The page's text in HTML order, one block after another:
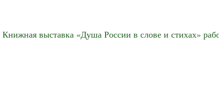
Книжная выставка «Душа России в слове и стихах»